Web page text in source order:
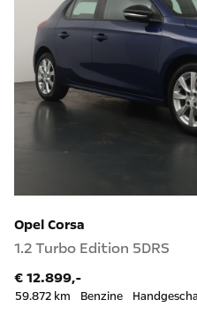
Opel Corsa
1.2 Turbo Edition 5DRS
€ 12.899,-
59.872 km Benzine